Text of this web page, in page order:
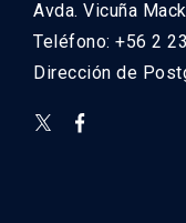
Avda. Vicuña
Teléfono: +56 2
Dirección de